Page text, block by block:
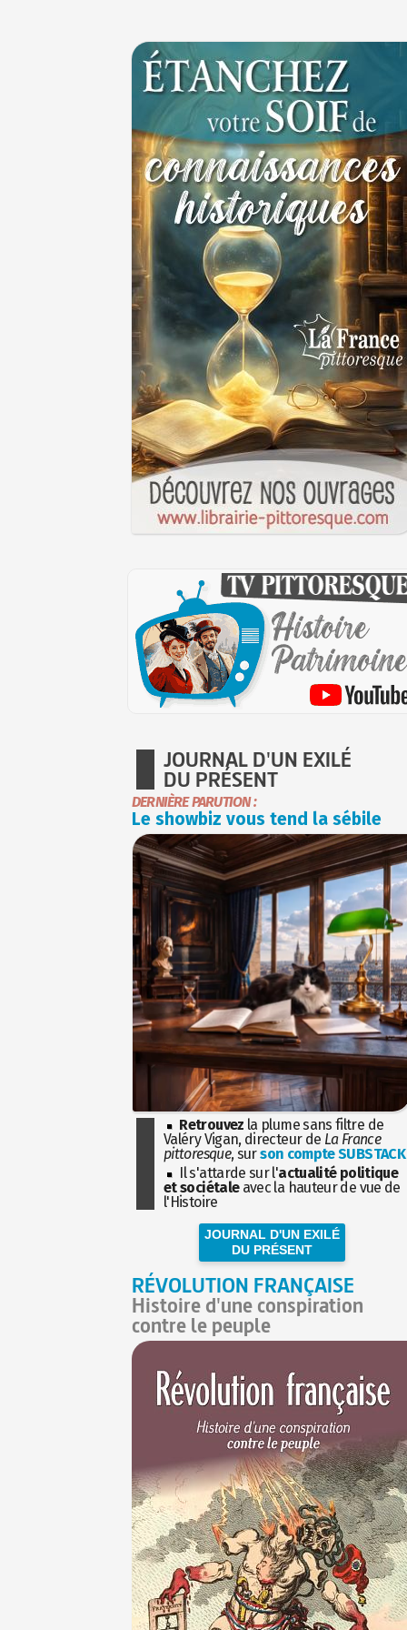
JOURNAL D'UN EXILÉ
DU PRÉSENT
DERNIÈRE PARUTION :
Le showbiz vous tend la sébile
Retrouvez la plume sans filtre de
Valéry Vigan, directeur de La France
pittoresque, surson compte SUBSTACK
Il s'attarde sur l'actualité politique
et sociétaleavec la hauteur de vue de
l'Histoire
JOURNAL D'UN EXILÉ
DU PRÉSENT
RÉVOLUTION FRANÇAISE
Histoire d'une conspiration
contre le peuple